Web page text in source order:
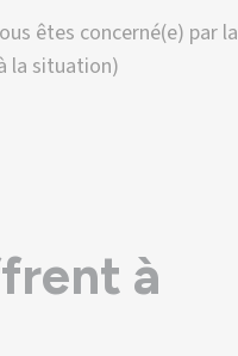
êtes concerné(e) par la
la situation)
à